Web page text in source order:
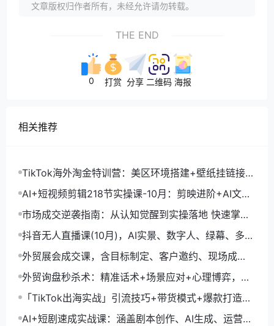
文章版权归作者所有，未经允许请勿转载。
THE END
0 打赏 分享 二维码 海报
相关推荐
TikTok海外淘金特训营：美区环境搭建+壁纸挂链接
+剪映数字人，月入1.5万
AI+短视频剪辑218节实操课-10月：剪映进阶+AI文案
生成+账号运营，月入2万
市场成交逆袭指南：从认知觉醒到实操落地 快速掌握
市场开拓与成交核心能力
抖音无人直播课(10月)，AI实景、数字人、绿幕、多种
玩法、24小时自动盈利
外贸展会成交课，含目标制定、客户邀约、现场成
交，系统化SOP提升参展ROI
外贸询盘秒杀术：精准话术+场景应对+心理博弈，单
月询盘转化率提升200%
「TikTok出海实战」引流技巧+带货模式+爆款打造，
单月变现10万+秘籍
AI+短剧速成实战课：涵盖剧本创作、AI生成、运营变